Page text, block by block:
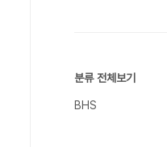
분류 전체보기
BHS